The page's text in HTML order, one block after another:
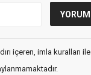
içeren, imla kuralları ile